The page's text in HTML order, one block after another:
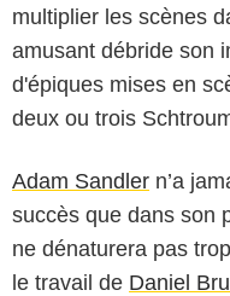
multiplier les scènes
amusant débride son
d'épiques mises en
deux ou trois
Adam Sandler n’a
succès que dans son
ne dénaturera pas
le travail de Daniel